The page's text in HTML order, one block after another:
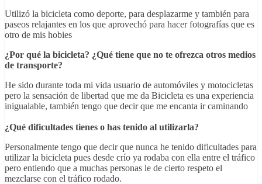
Utilizó la bicicleta como deporte, para desplazarme y también para
paseos relajantes en los que aprovechó para hacer fotografías que es
otro de mis hobies
¿Por qué la bicicleta? ¿Qué tiene que no te ofrezca otros medios
de transporte?
He sido durante toda mi vida usuario de automóviles y motocicletas
pero la sensación de libertad que me da Bicicleta es una experiencia
inigualable, también tengo que decir que me encanta ir caminando
¿Qué dificultades tienes o has tenido al utilizarla?
Personalmente tengo que decir que nunca he tenido dificultades para
utilizar la bicicleta pues desde crío ya rodaba con ella entre el tráfico
pero entiendo que a muchas personas le de cierto respeto el
mezclarse con el tráfico rodado.